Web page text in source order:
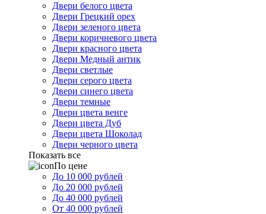
Двери белого цвета
Двери Грецкий орех
Двери зеленого цвета
Двери коричневого цвета
Двери красного цвета
Двери Медный антик
Двери светлые
Двери серого цвета
Двери синего цвета
Двери темные
Двери цвета венге
Двери цвета Дуб
Двери цвета Шоколад
Двери черного цвета
Показать все
По цене
До 10 000 рублей
До 20 000 рублей
До 40 000 рублей
От 40 000 рублей